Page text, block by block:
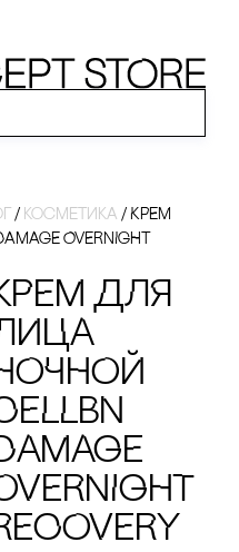
/ косметика / КРЕМ
OVERNIGHT
ДЛЯ